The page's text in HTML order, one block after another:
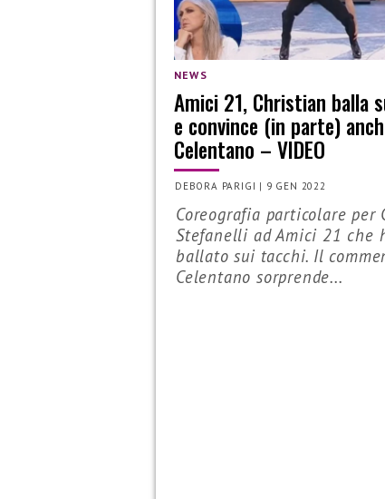
NEWS
Amici 21, Christian balla
e convince (in parte)
Celentano – VIDEO
DEBORA PARIGI | 9 GEN 2022
Coreografia particolare per
Stefanelli ad Amici 21 che
ballato sui tacchi. Il
Celentano sorprende...